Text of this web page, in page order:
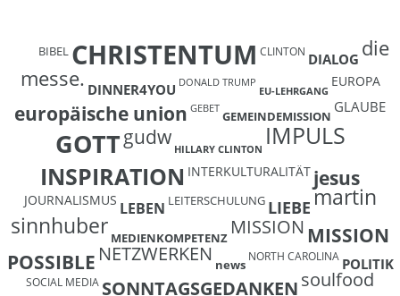
BIBEL CHRISTENTUM CLINTON DIALOG die
messe. DINNER4YOU DONALD TRUMP
EU-LEHRGANG
EUROPA
europäische union GEBET GEMEINDEMISSION
GLAUBE
GOTTgudw HILLARY CLINTON IMPULS
INSPIRATION INTERKULTURALITÄT jesus
JOURNALISMUS LEBEN LEITERSCHULUNG LIEBEmartin
sinnhuber MEDIENKOMPETENZ MISSION MISSION
POSSIBLE NETZWERKEN news
NORTH CAROLINA POLITIK
SOCIAL MEDIA SONNTAGSGEDANKENsoulfood